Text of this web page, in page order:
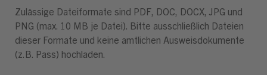
Zulässige Dateiformate sind PDF, DOC, DOCX, JPG und
PNG (max. 10 MB je Datei). Bitte ausschließlich Dateien
dieser Formate und keine amtlichen Ausweisdokumente
(z.B. Pass) hochladen.